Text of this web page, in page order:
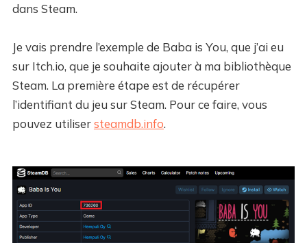
dans Steam.
Je vais prendre l’exemple de Baba is You, que j’ai eu
sur Itch.io, que je souhaite ajouter à ma bibliothèque
Steam. La première étape est de récupérer
l’identifiant du jeu sur Steam. Pour ce faire, vous
pouvez utilisersteamdb.info.